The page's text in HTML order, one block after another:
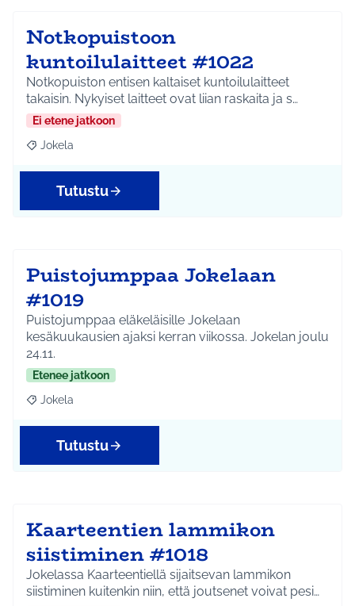
Notkopuistoon
kuntoilulaitteet #1022
Notkopuiston entisen kaltaiset kuntoilulaitteet
takaisin. Nykyiset laitteet ovat liian raskaita ja s…
Ei etene jatkoon
Rajaa tulokset aihepiirin mukaan: Jokela
Jokela
Tutustu
Puistojumppaa Jokelaan
#1019
Puistojumppaa eläkeläisille Jokelaan
kesäkuukausien ajaksi kerran viikossa. Jokelan joulu
24.11.
Etenee jatkoon
Rajaa tulokset aihepiirin mukaan: Jokela
Jokela
Tutustu
Kaarteentien lammikon
siistiminen #1018
Jokelassa Kaarteentiellä sijaitsevan lammikon
siistiminen kuitenkin niin, että joutsenet voivat pesi…